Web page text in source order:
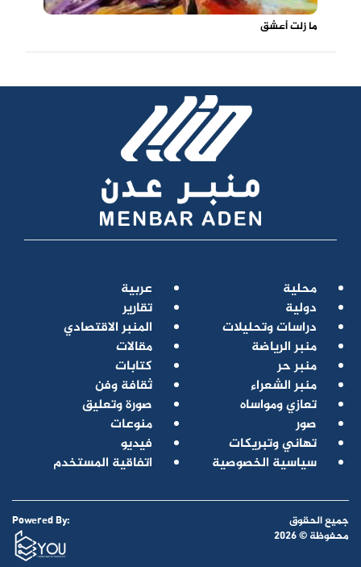
ما زلت أعشق
محلية
عربية
دولية
تقارير
دراسات وتحليلات
المنبر الاقتصادي
منبر الرياضة
مقالات
منبر حر
كتابات
منبر الشعراء
ثقافة وفن
تعازي ومواساه
صورة وتعليق
صور
منوعات
تهاني وتبريكات
فيديو
سياسية الخصوصية
اتفاقية المستخدم
جميع الحقوق
محفوظة © 2026
Powered By: